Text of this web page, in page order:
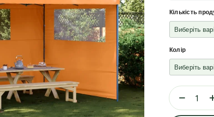
Кількість
Колір